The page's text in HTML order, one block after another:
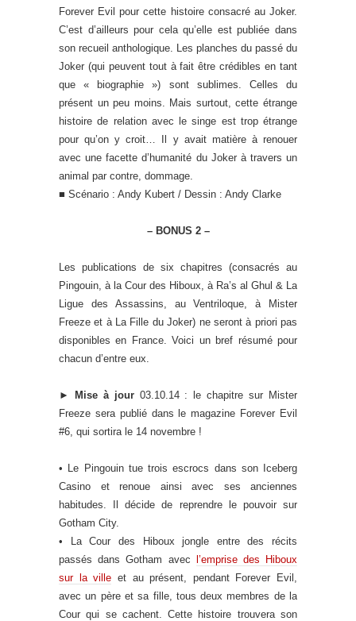
Forever Evil pour cette histoire consacré au Joker.
C’est d’ailleurs pour cela qu’elle est publiée dans
son recueil anthologique. Les planches du passé du
Joker (qui peuvent tout à fait être crédibles en tant
que « biographie ») sont sublimes. Celles du
présent un peu moins. Mais surtout, cette étrange
histoire de relation avec le singe est trop étrange
pour qu’on y croit… Il y avait matière à renouer
avec une facette d’humanité du Joker à travers un
animal par contre, dommage.
■ Scénario : Andy Kubert / Dessin : Andy Clarke
– BONUS 2 –
Les publications de six chapitres (consacrés au
Pingouin, à la Cour des Hiboux, à Ra’s al Ghul & La
Ligue des Assassins, au Ventriloque, à Mister
Freeze et à La Fille du Joker) ne seront à priori pas
disponibles en France. Voici un bref résumé pour
chacun d’entre eux.
► Mise à jour03.10.14 : le chapitre sur Mister
Freeze sera publié dans le magazine Forever Evil
#6, qui sortira le 14 novembre !
• Le Pingouin tue trois escrocs dans son Iceberg
Casino et renoue ainsi avec ses anciennes
habitudes. Il décide de reprendre le pouvoir sur
Gotham City.
• La Cour des Hiboux jongle entre des récits
passés dans Gotham avec l’emprise des Hiboux
sur la ville et au présent, pendant Forever Evil,
avec un père et sa fille, tous deux membres de la
Cour qui se cachent. Cette histoire trouvera son